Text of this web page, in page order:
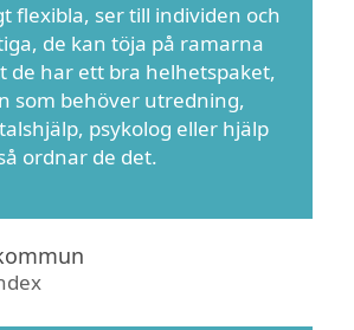
flexibla, ser till individen och
de kan töja på ramarna
de har ett bra helhetspaket,
som behöver utredning,
psykolog eller hjälp
ordnar de det.